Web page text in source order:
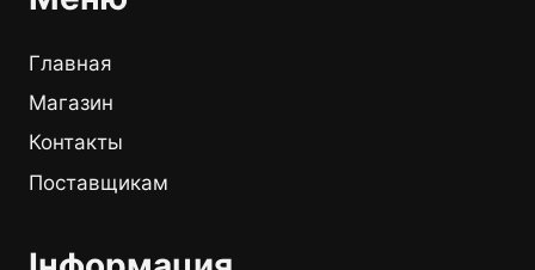
Главная
Магазин
Контакты
Поставщикам